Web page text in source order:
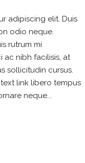
adipiscing elit. Duis
odio neque.
rutrum mi
ac nibh facilisis, at
sollicitudin cursus.
link libero tempus
neque...